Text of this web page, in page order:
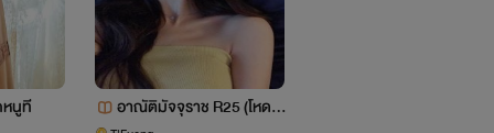
หนูที
อาณัติมัจจุราช R25 (โหด รุ